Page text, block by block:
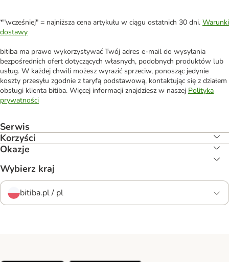
*"wcześniej" = najniższa cena artykułu w ciągu ostatnich 30 dni. Warunki
dostawy
bitiba ma prawo wykorzystywać Twój adres e-mail do wysyłania
bezpośrednich ofert dotyczących własnych, podobnych produktów lub
usług. W każdej chwili możesz wyrazić sprzeciw, ponosząc jedynie
koszty przesyłu zgodnie z taryfą podstawową, kontaktując się z działem
obsługi klienta bitiba. Więcej informacji znajdziesz w naszej Polityka
prywatności
Serwis
Korzyści
Okazje
Wybierz kraj
bitiba.pl / pl